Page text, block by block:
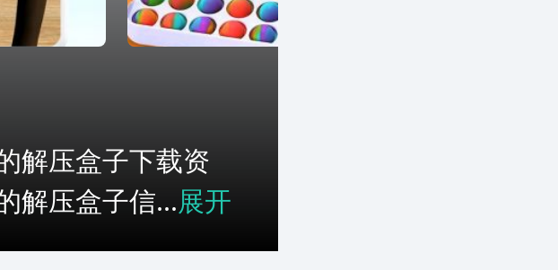
解压盒子下载资
解压盒子信...展开